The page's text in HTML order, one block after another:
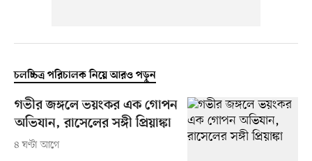
চলচ্চিত্র পরিচালক নিয়ে আরও পড়ুন
গভীর জঙ্গলে ভয়ংকর এক গোপন
অভিযান, রাসেলের সঙ্গী প্রিয়াঙ্কা
৪ ঘণ্টা আগে